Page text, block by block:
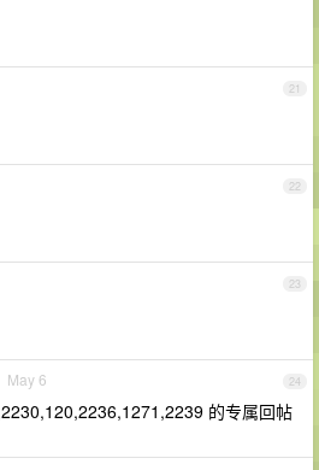
21
22
23
24
May 6
的专属回帖